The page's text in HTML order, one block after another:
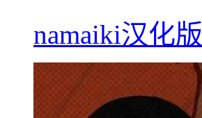
namaiki汉化版